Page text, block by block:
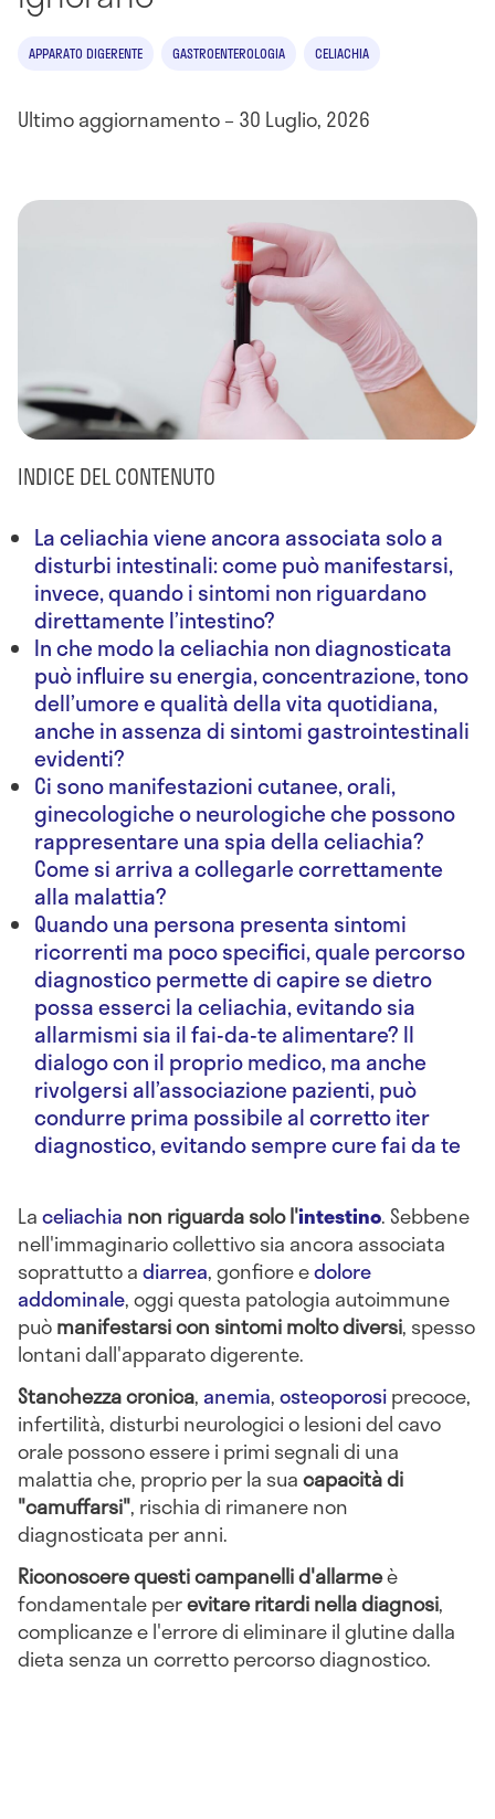
APPARATO DIGERENTE GASTROENTEROLOGIA CELIACHIA
Ultimo aggiornamento – 30 Luglio, 2026
INDICE DEL CONTENUTO
La celiachia viene ancora associata solo a
disturbi intestinali: come può manifestarsi,
invece, quando i sintomi non riguardano
direttamente l’intestino?
In che modo la celiachia non diagnosticata
può influire su energia, concentrazione, tono
dell’umore e qualità della vita quotidiana,
anche in assenza di sintomi gastrointestinali
evidenti?
Ci sono manifestazioni cutanee, orali,
ginecologiche o neurologiche che possono
rappresentare una spia della celiachia?
Come si arriva a collegarle correttamente
alla malattia?
Quando una persona presenta sintomi
ricorrenti ma poco specifici, quale percorso
diagnostico permette di capire se dietro
possa esserci la celiachia, evitando sia
allarmismi sia il fai-da-te alimentare? Il
dialogo con il proprio medico, ma anche
rivolgersi all’associazione pazienti, può
condurre prima possibile al corretto iter
diagnostico, evitando sempre cure fai da te
Laceliachia non riguarda solo l'intestino. Sebbene
nell'immaginario collettivo sia ancora associata
soprattutto adiarrea, gonfiore edolore
addominale, oggi questa patologia autoimmune
puòmanifestarsi con sintomi molto diversi, spesso
lontani dall'apparato digerente.
Stanchezza cronica, anemia,osteoporosiprecoce,
infertilità, disturbi neurologici o lesioni del cavo
orale possono essere i primi segnali di una
malattia che, proprio per la suacapacità di
"camuffarsi", rischia di rimanere non
diagnosticata per anni.
Riconoscere questi campanelli d'allarmeè
fondamentale perevitare ritardi nella diagnosi,
complicanze e l'errore di eliminare il glutine dalla
dieta senza un corretto percorso diagnostico.